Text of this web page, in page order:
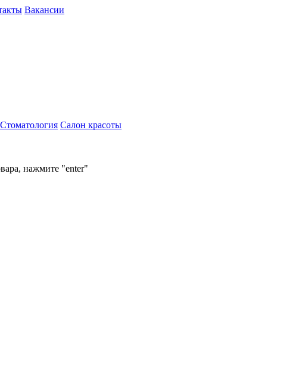
Вакансии
Стоматология Салон красоты
нажмите "enter"